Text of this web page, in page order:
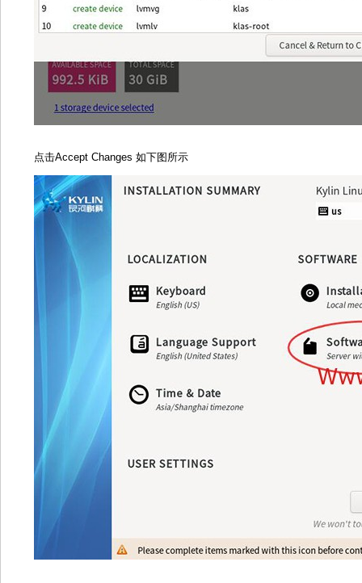
点击Accept Changes 如下图所示